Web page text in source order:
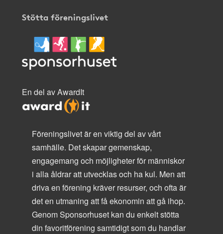
Stötta föreningslivet
En del av AwardIt
Föreningslivet är en viktig del av vårt
samhälle. Det skapar gemenskap,
engagemang och möjligheter för människor
i alla åldrar att utvecklas och ha kul. Men att
driva en förening kräver resurser, och ofta är
det en utmaning att få ekonomin att gå ihop.
Genom Sponsorhuset kan du enkelt stötta
din favoritförening samtidigt som du handlar